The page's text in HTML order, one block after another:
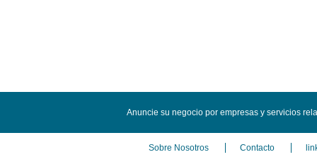
Anuncie su negocio por empresas y servicios
Sobre Nosotros Contacto